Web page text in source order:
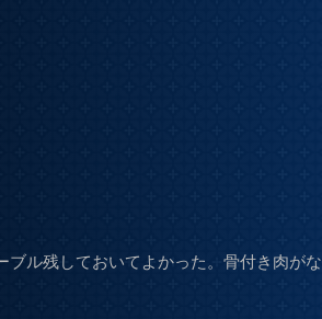
ル残しておいてよかった。骨付き肉がな